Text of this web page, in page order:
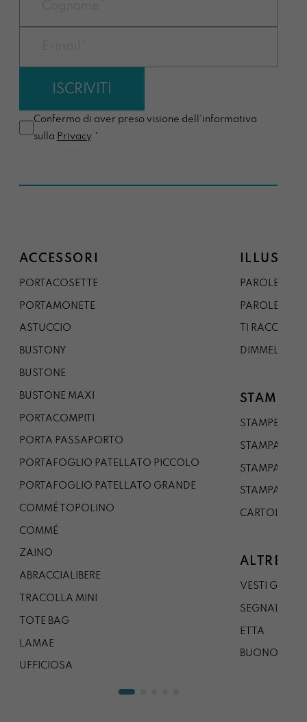
Confermo di aver preso visione dell'informativa
sulla Privacy.*
ACCESSORI
PORTACOSETTE
PORTAMONETE
ASTUCCIO
BUSTONY
BUSTONE
BUSTONE MAXI
PORTACOMPITI
PORTA PASSAPORTO
PORTAFOGLIO PATELLATO PICCOLO
PORTAFOGLIO PATELLATO GRANDE
COMMÉ TOPOLINO
COMMÉ
ZAINO
ABRACCIALIBERE
TRACOLLA MINI
TOTE BAG
LAMAE
UFFICIOSA
PAROLE DAL
PAROLE DA
TI
DIMMELO
STAMPE
STAMPE A5
STAMPA A3
STAMPA A1
STAMPA A0
CARTOLINA
ALTRE
VESTI
SEGNALIBRO
ETTA
BUONO